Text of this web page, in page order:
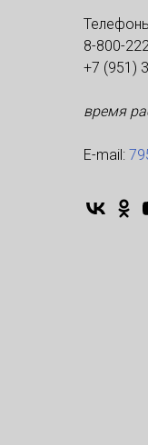
8-800-
+7 (951)
время
Е-mаil: